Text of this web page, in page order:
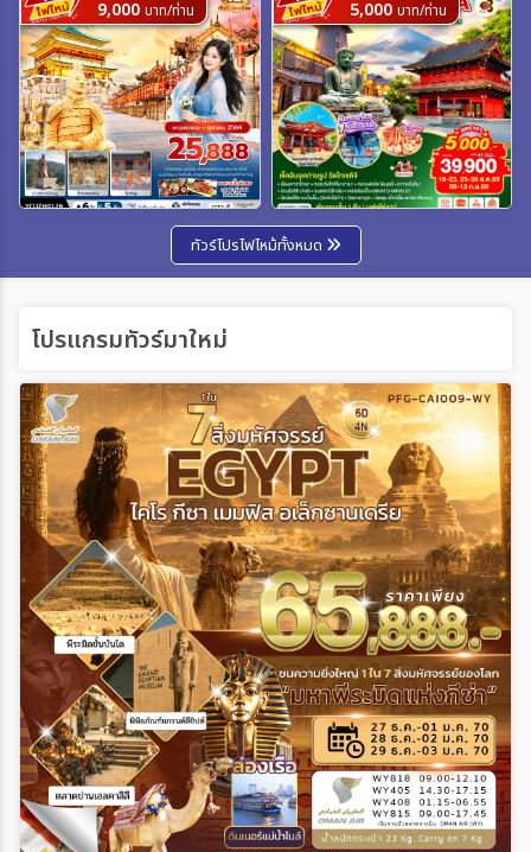
9,000 บาท/ท่าน 5,000 บาท/ท่าน
ทัวร์โปรไฟไหม้ทั้งหมด
โปรแกรมทัวร์มาใหม่